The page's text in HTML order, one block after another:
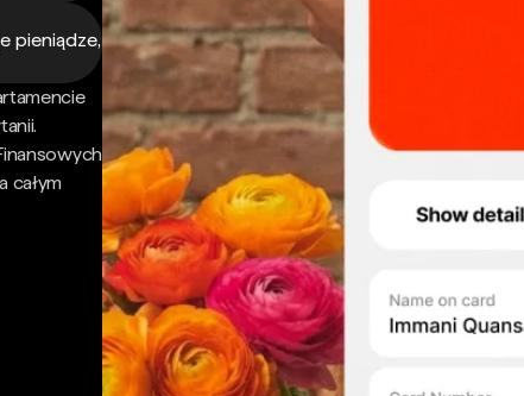
pieniądze,
całym